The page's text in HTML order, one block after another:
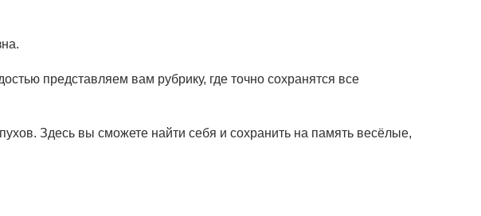
представляем вам рубрику, где точно сохранятся все
Здесь вы сможете найти себя и сохранить на память весёлые,